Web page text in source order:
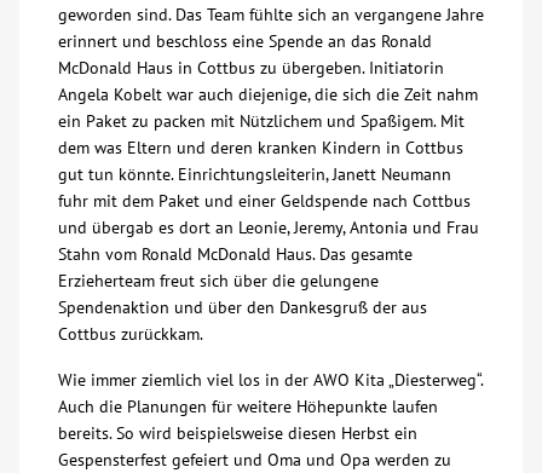
geworden sind. Das Team fühlte sich an vergangene Jahre
erinnert und beschloss eine Spende an das Ronald
McDonald Haus in Cottbus zu übergeben. Initiatorin
Angela Kobelt war auch diejenige, die sich die Zeit nahm
ein Paket zu packen mit Nützlichem und Spaßigem. Mit
dem was Eltern und deren kranken Kindern in Cottbus
gut tun könnte. Einrichtungsleiterin, Janett Neumann
fuhr mit dem Paket und einer Geldspende nach Cottbus
und übergab es dort an Leonie, Jeremy, Antonia und Frau
Stahn vom Ronald McDonald Haus. Das gesamte
Erzieherteam freut sich über die gelungene
Spendenaktion und über den Dankesgruß der aus
Cottbus zurückkam.
Wie immer ziemlich viel los in der AWO Kita „Diesterweg“.
Auch die Planungen für weitere Höhepunkte laufen
bereits. So wird beispielsweise diesen Herbst ein
Gespensterfest gefeiert und Oma und Opa werden zu